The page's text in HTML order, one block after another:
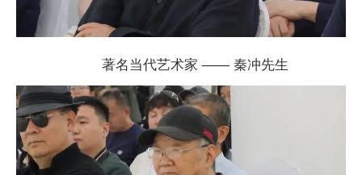
著名当代艺术家 —— 秦冲先生